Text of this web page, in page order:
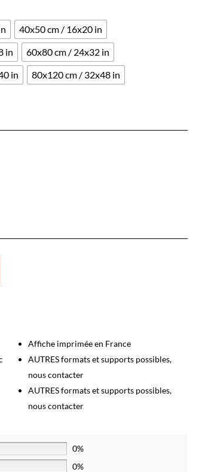
40x50 cm / 16x20 in
in
60x80 cm / 24x32 in
in
80x120 cm / 32x48 in
Affiche imprimée en France
AUTRES formats et supports possibles,
nous contacter
AUTRES formats et supports possibles,
nous contacter
0%
0%